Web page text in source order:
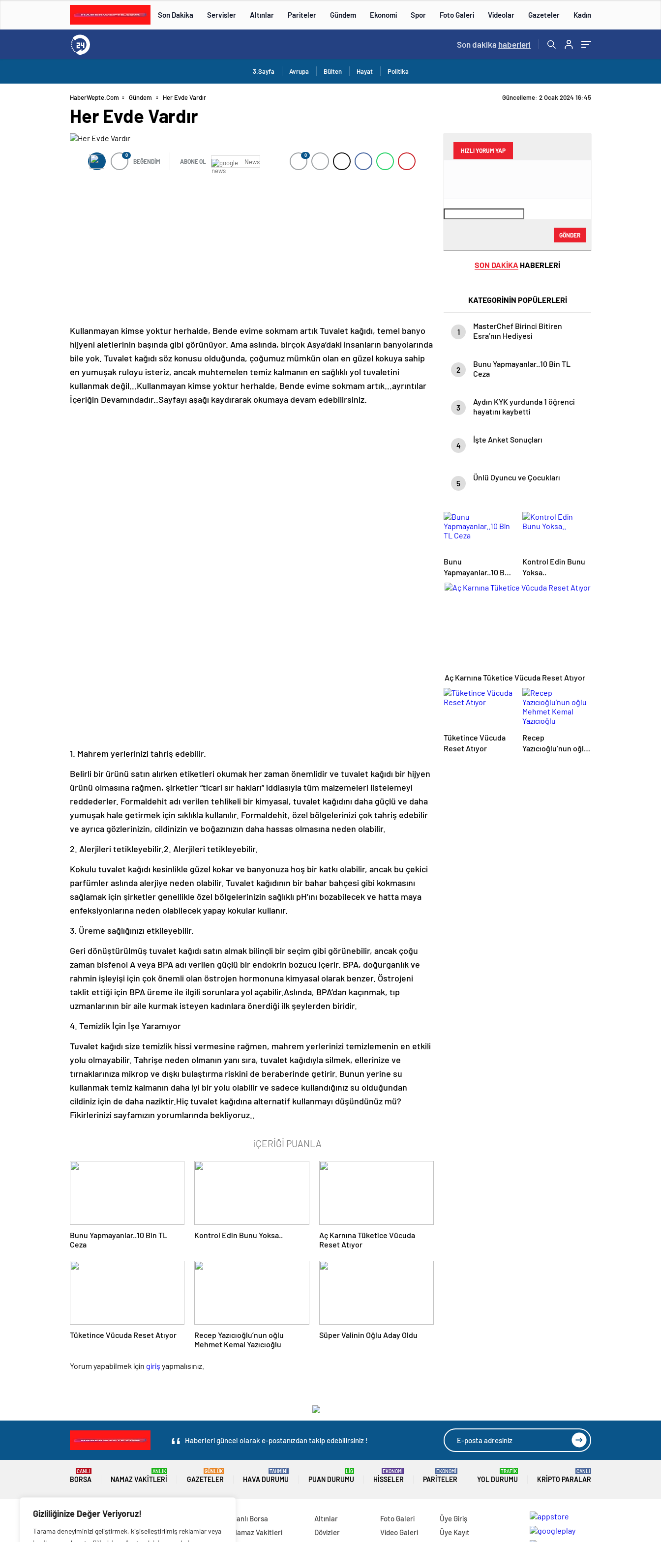
Gizliliğinize Değer Veriyoruz!
Tarama deneyiminizi geliştirmek, kişiselleştirilmiş reklamlar veya
Son Dakika Servisler Altınlar Pariteler Gündem Ekonomi Spor Foto Galeri Videolar Gazeteler Kadın
Son dakika haberleri
3.Sayfa Avrupa Bülten Hayat Politika
HaberWepte.com Gündem Her Evde Vardır Güncelleme: 2 Ocak 2024 16:45
Her Evde Vardır
0
BEĞENDİM ABONE OL News
0
Kullanmayan kimse yoktur herhalde, Bende evime sokmam artık Tuvalet kağıdı, temel banyo
hijyeni aletlerinin başında gibi görünüyor. Ama aslında, birçok Asya’daki insanların banyolarında
bile yok. Tuvalet kağıdı söz konusu olduğunda, çoğumuz mümkün olan en güzel kokuya sahip
en yumuşak ruloyu isteriz, ancak muhtemelen temiz kalmanın en sağlıklı yol tuvaletini
kullanmak değil…Kullanmayan kimse yoktur herhalde, Bende evime sokmam artık…ayrıntılar
İçeriğin Devamındadır..Sayfayı aşağı kaydırarak okumaya devam edebilirsiniz.
1. Mahrem yerlerinizi tahriş edebilir.
Belirli bir ürünü satın alırken etiketleri okumak her zaman önemlidir ve tuvalet kağıdı bir hijyen
ürünü olmasına rağmen, şirketler “ticari sır hakları” iddiasıyla tüm malzemeleri listelemeyi
reddederler. Formaldehit adı verilen tehlikeli bir kimyasal, tuvalet kağıdını daha güçlü ve daha
yumuşak hale getirmek için sıklıkla kullanılır. Formaldehit, özel bölgelerinizi çok tahriş edebilir
ve ayrıca gözlerinizin, cildinizin ve boğazınızın daha hassas olmasına neden olabilir.
2. Alerjileri tetikleyebilir.2. Alerjileri tetikleyebilir.
Kokulu tuvalet kağıdı kesinlikle güzel kokar ve banyonuza hoş bir katkı olabilir, ancak bu çekici
parfümler aslında alerjiye neden olabilir. Tuvalet kağıdının bir bahar bahçesi gibi kokmasını
sağlamak için şirketler genellikle özel bölgelerinizin sağlıklı pH’ını bozabilecek ve hatta maya
enfeksiyonlarına neden olabilecek yapay kokular kullanır.
3. Üreme sağlığınızı etkileyebilir.
Geri dönüştürülmüş tuvalet kağıdı satın almak bilinçli bir seçim gibi görünebilir, ancak çoğu
zaman bisfenol A veya BPA adı verilen güçlü bir endokrin bozucu içerir. BPA, doğurganlık ve
rahmin işleyişi için çok önemli olan östrojen hormonuna kimyasal olarak benzer. Östrojeni
taklit ettiği için BPA üreme ile ilgili sorunlara yol açabilir.Aslında, BPA’dan kaçınmak, tıp
uzmanlarının bir aile kurmak isteyen kadınlara önerdiği ilk şeylerden biridir.
4. Temizlik İçin İşe Yaramıyor
Tuvalet kağıdı size temizlik hissi vermesine rağmen, mahrem yerlerinizi temizlemenin en etkili
yolu olmayabilir. Tahrişe neden olmanın yanı sıra, tuvalet kağıdıyla silmek, ellerinize ve
tırnaklarınıza mikrop ve dışkı bulaştırma riskini de beraberinde getirir. Bunun yerine su
kullanmak temiz kalmanın daha iyi bir yolu olabilir ve sadece kullandığınız su olduğundan
cildiniz için de daha naziktir.Hiç tuvalet kağıdına alternatif kullanmayı düşündünüz mü?
Fikirlerinizi sayfamızın yorumlarında bekliyoruz..
iÇERİĞİ PUANLA
Bunu Yapmayanlar..10 Bin TL
Ceza
Kontrol Edin Bunu Yoksa..
Aç Karnına Tüketice Vücuda
Reset Atıyor
Tüketince Vücuda Reset Atıyor
Recep Yazıcıoğlu’nun oğlu
Mehmet Kemal Yazıcıoğlu
Süper Valinin Oğlu Aday Oldu
Yorum yapabilmek için giriş yapmalısınız.
HIZLI YORUM YAP
GÖNDER
SON DAKİKA HABERLERİ
KATEGORİNİN POPÜLERLERİ
1
MasterChef Birinci Bitiren
Esra’nın Hediyesi
2
Bunu Yapmayanlar..10 Bin TL
Ceza
3
Aydın KYK yurdunda 1 öğrenci
hayatını kaybetti
4
İşte Anket Sonuçları
5
Ünlü Oyuncu ve Çocukları
Bunu
Yapmayanlar..10 Bin
TL Ceza
Kontrol Edin Bunu
Yoksa..
Aç Karnına Tüketice Vücuda Reset Atıyor
Tüketince Vücuda
Reset Atıyor
Recep
Yazıcıoğlu’nun oğlu
Haberleri güncel olarak e-postanızdan takip edebilirsiniz !
BORSA
CANLI
NAMAZ VAKITLERI
ANLIK
GAZETELER
GÜNLÜK
HAVA DURUMU
TAHMİNİ
PUAN DURUMU
LİG
HISSELER
EKONOMİ
PARITELER
EKONOMİ
YOL DURUMU
TRAFİK
KRIPTO PARALAR
CANLI
Hava Durumu Light
Hava Durumu Dark
Yayın Akışları Light
Canlı Borsa
Namaz Vakitleri
Altınlar
Dövizler
Foto Galeri
Video Galeri
Üye Giriş
Üye Kayıt